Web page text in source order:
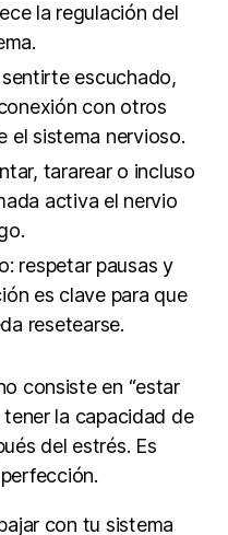
la regulación del
escuchado,
con otros
el sistema nervioso.
tararear o incluso
activa el nervio
respetar pausas y
es clave para que
resetearse.
consiste en “estar
tener la capacidad de
del estrés. Es
con tu sistema